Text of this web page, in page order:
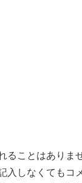
ることはありま
入しなくてもコ